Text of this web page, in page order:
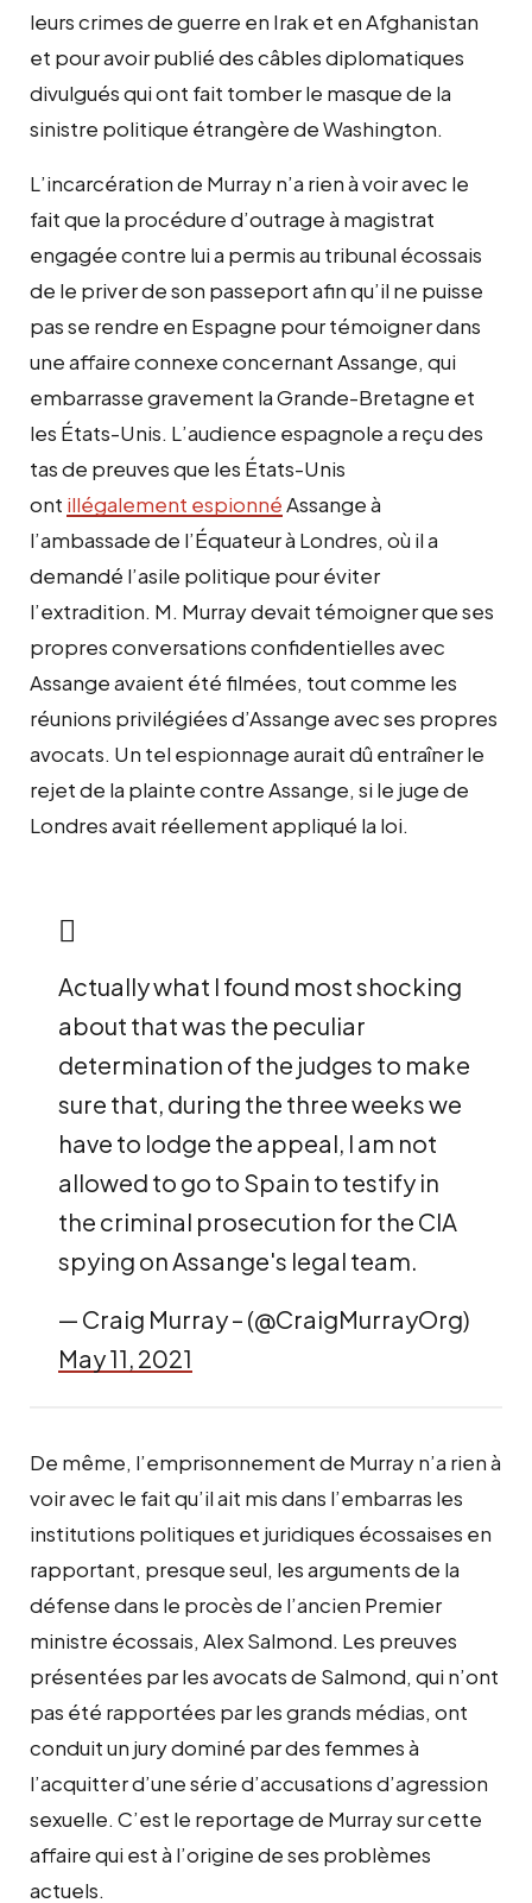
leurs crimes de guerre en Irak et en Afghanistan
et pour avoir publié des câbles diplomatiques
divulgués qui ont fait tomber le masque de la
sinistre politique étrangère de Washington.
L’incarcération de Murray n’a rien à voir avec le
fait que la procédure d’outrage à magistrat
engagée contre lui a permis au tribunal écossais
de le priver de son passeport afin qu’il ne puisse
pas se rendre en Espagne pour témoigner dans
une affaire connexe concernant Assange, qui
embarrasse gravement la Grande-Bretagne et
les États-Unis. L’audience espagnole a reçu des
tas de preuves que les États-Unis
ont illégalement espionnéAssange à
l’ambassade de l’Équateur à Londres, où il a
demandé l’asile politique pour éviter
l’extradition. M. Murray devait témoigner que ses
propres conversations confidentielles avec
Assange avaient été filmées, tout comme les
réunions privilégiées d’Assange avec ses propres
avocats. Un tel espionnage aurait dû entraîner le
rejet de la plainte contre Assange, si le juge de
Londres avait réellement appliqué la loi.
Actually what I found most shocking
about that was the peculiar
determination of the judges to make
sure that, during the three weeks we
have to lodge the appeal, I am not
allowed to go to Spain to testify in
the criminal prosecution for the CIA
spying on Assange's legal team.
— Craig Murray – (@CraigMurrayOrg)
May 11, 2021
De même, l’emprisonnement de Murray n’a rien à
voir avec le fait qu’il ait mis dans l’embarras les
institutions politiques et juridiques écossaises en
rapportant, presque seul, les arguments de la
défense dans le procès de l’ancien Premier
ministre écossais, Alex Salmond. Les preuves
présentées par les avocats de Salmond, qui n’ont
pas été rapportées par les grands médias, ont
conduit un jury dominé par des femmes à
l’acquitter d’une série d’accusations d’agression
sexuelle. C’est le reportage de Murray sur cette
affaire qui est à l’origine de ses problèmes
actuels.